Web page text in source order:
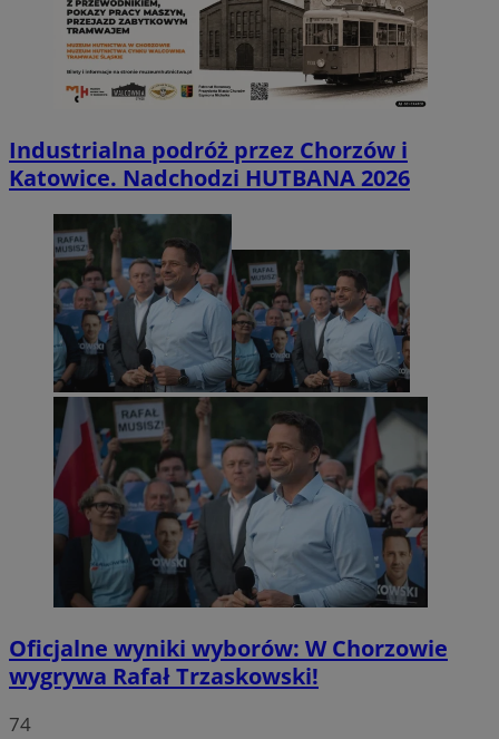
Industrialna podróż przez Chorzów i
Katowice. Nadchodzi HUTBANA 2026
Oficjalne wyniki wyborów: W Chorzowie
wygrywa Rafał Trzaskowski!
74